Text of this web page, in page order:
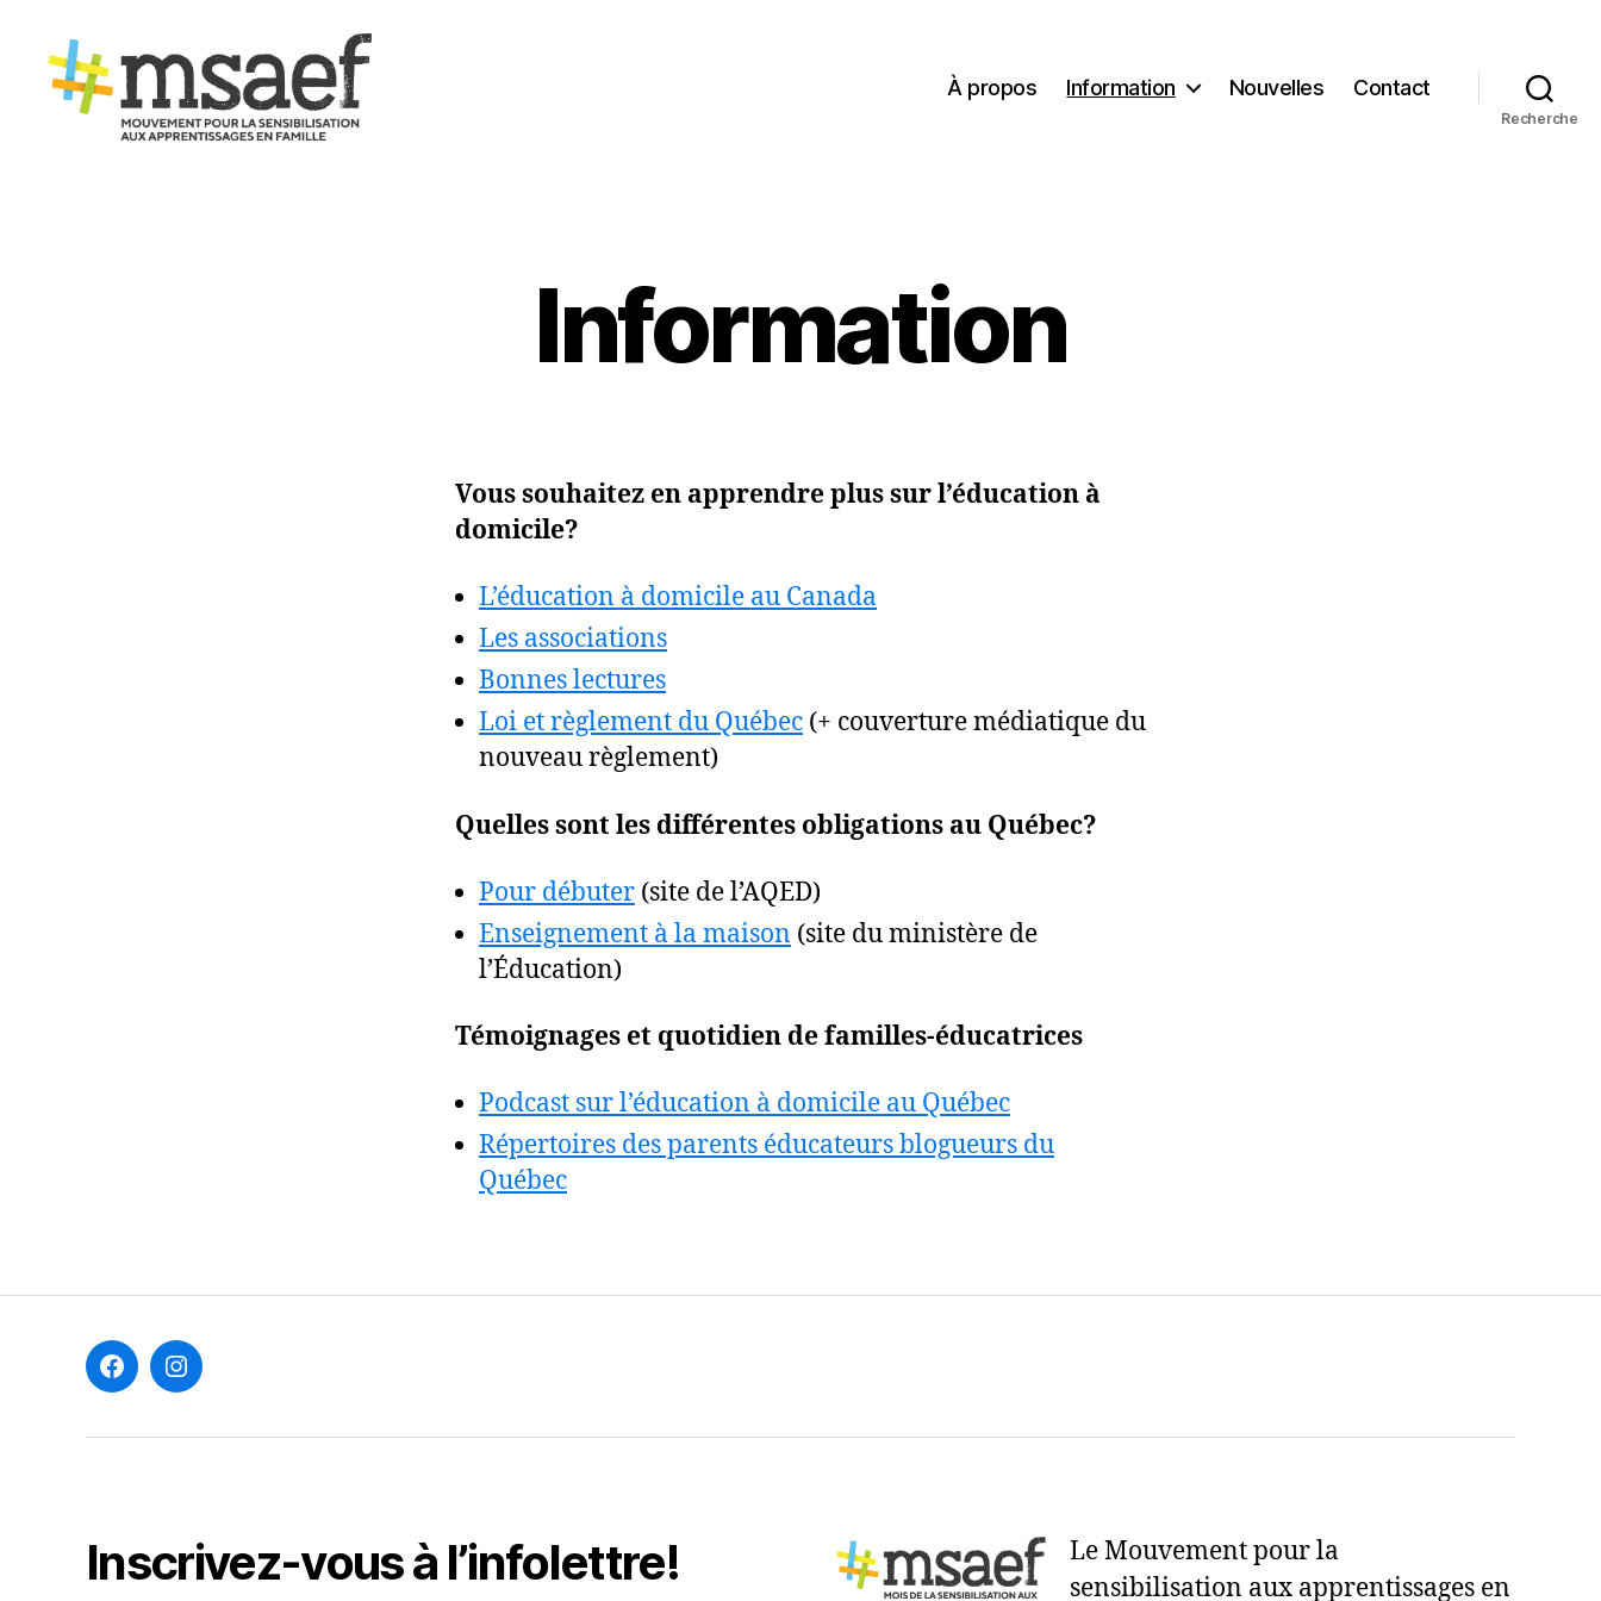
À propos Information Nouvelles Contact
Recherche
Information
Vous souhaitez en apprendre plus sur l’éducation à
domicile?
L’éducation à domicile au Canada
Les associations
Bonnes lectures
Loi et règlement du Québec (+ couverture médiatique du
nouveau règlement)
Quelles sont les différentes obligations au Québec?
Pour débuter (site de l’AQED)
Enseignement à la maison (site du ministère de
l’Éducation)
Témoignages et quotidien de familles-éducatrices
Podcast sur l’éducation à domicile au Québec
Répertoires des parents éducateurs blogueurs du
Québec
F I
Inscrivez-vous à l’infolettre!
Le Mouvement pour la
sensibilisation aux apprentissages en